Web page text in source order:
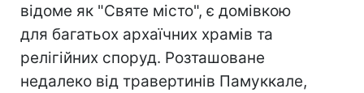
відоме як "Святе місто", є домівкою
для багатьох архаїчних храмів та
релігійних споруд. Розташоване
недалеко від травертинів Памуккале,